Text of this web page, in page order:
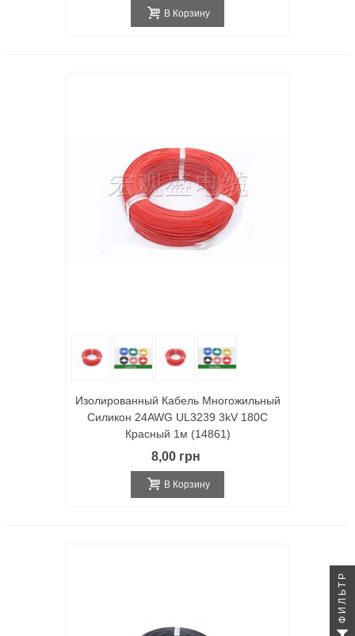
В Корзину
Изолированный Кабель Многожильный
Силикон 24AWG UL3239 3kV 180C
Красный 1м (14861)
8,00 грн
В Корзину
ФИЛЬТР